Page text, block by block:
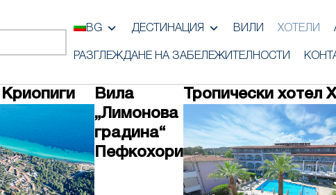
BG ДЕСТИНАЦИЯ ВИЛИ ХОТЕЛИ
РАЗГЛЕЖДАНЕ НА ЗАБЕЛЕЖИТЕЛНОСТИ
Вила
„Лимонова
градина“
Пефкохори
Тропически хотел